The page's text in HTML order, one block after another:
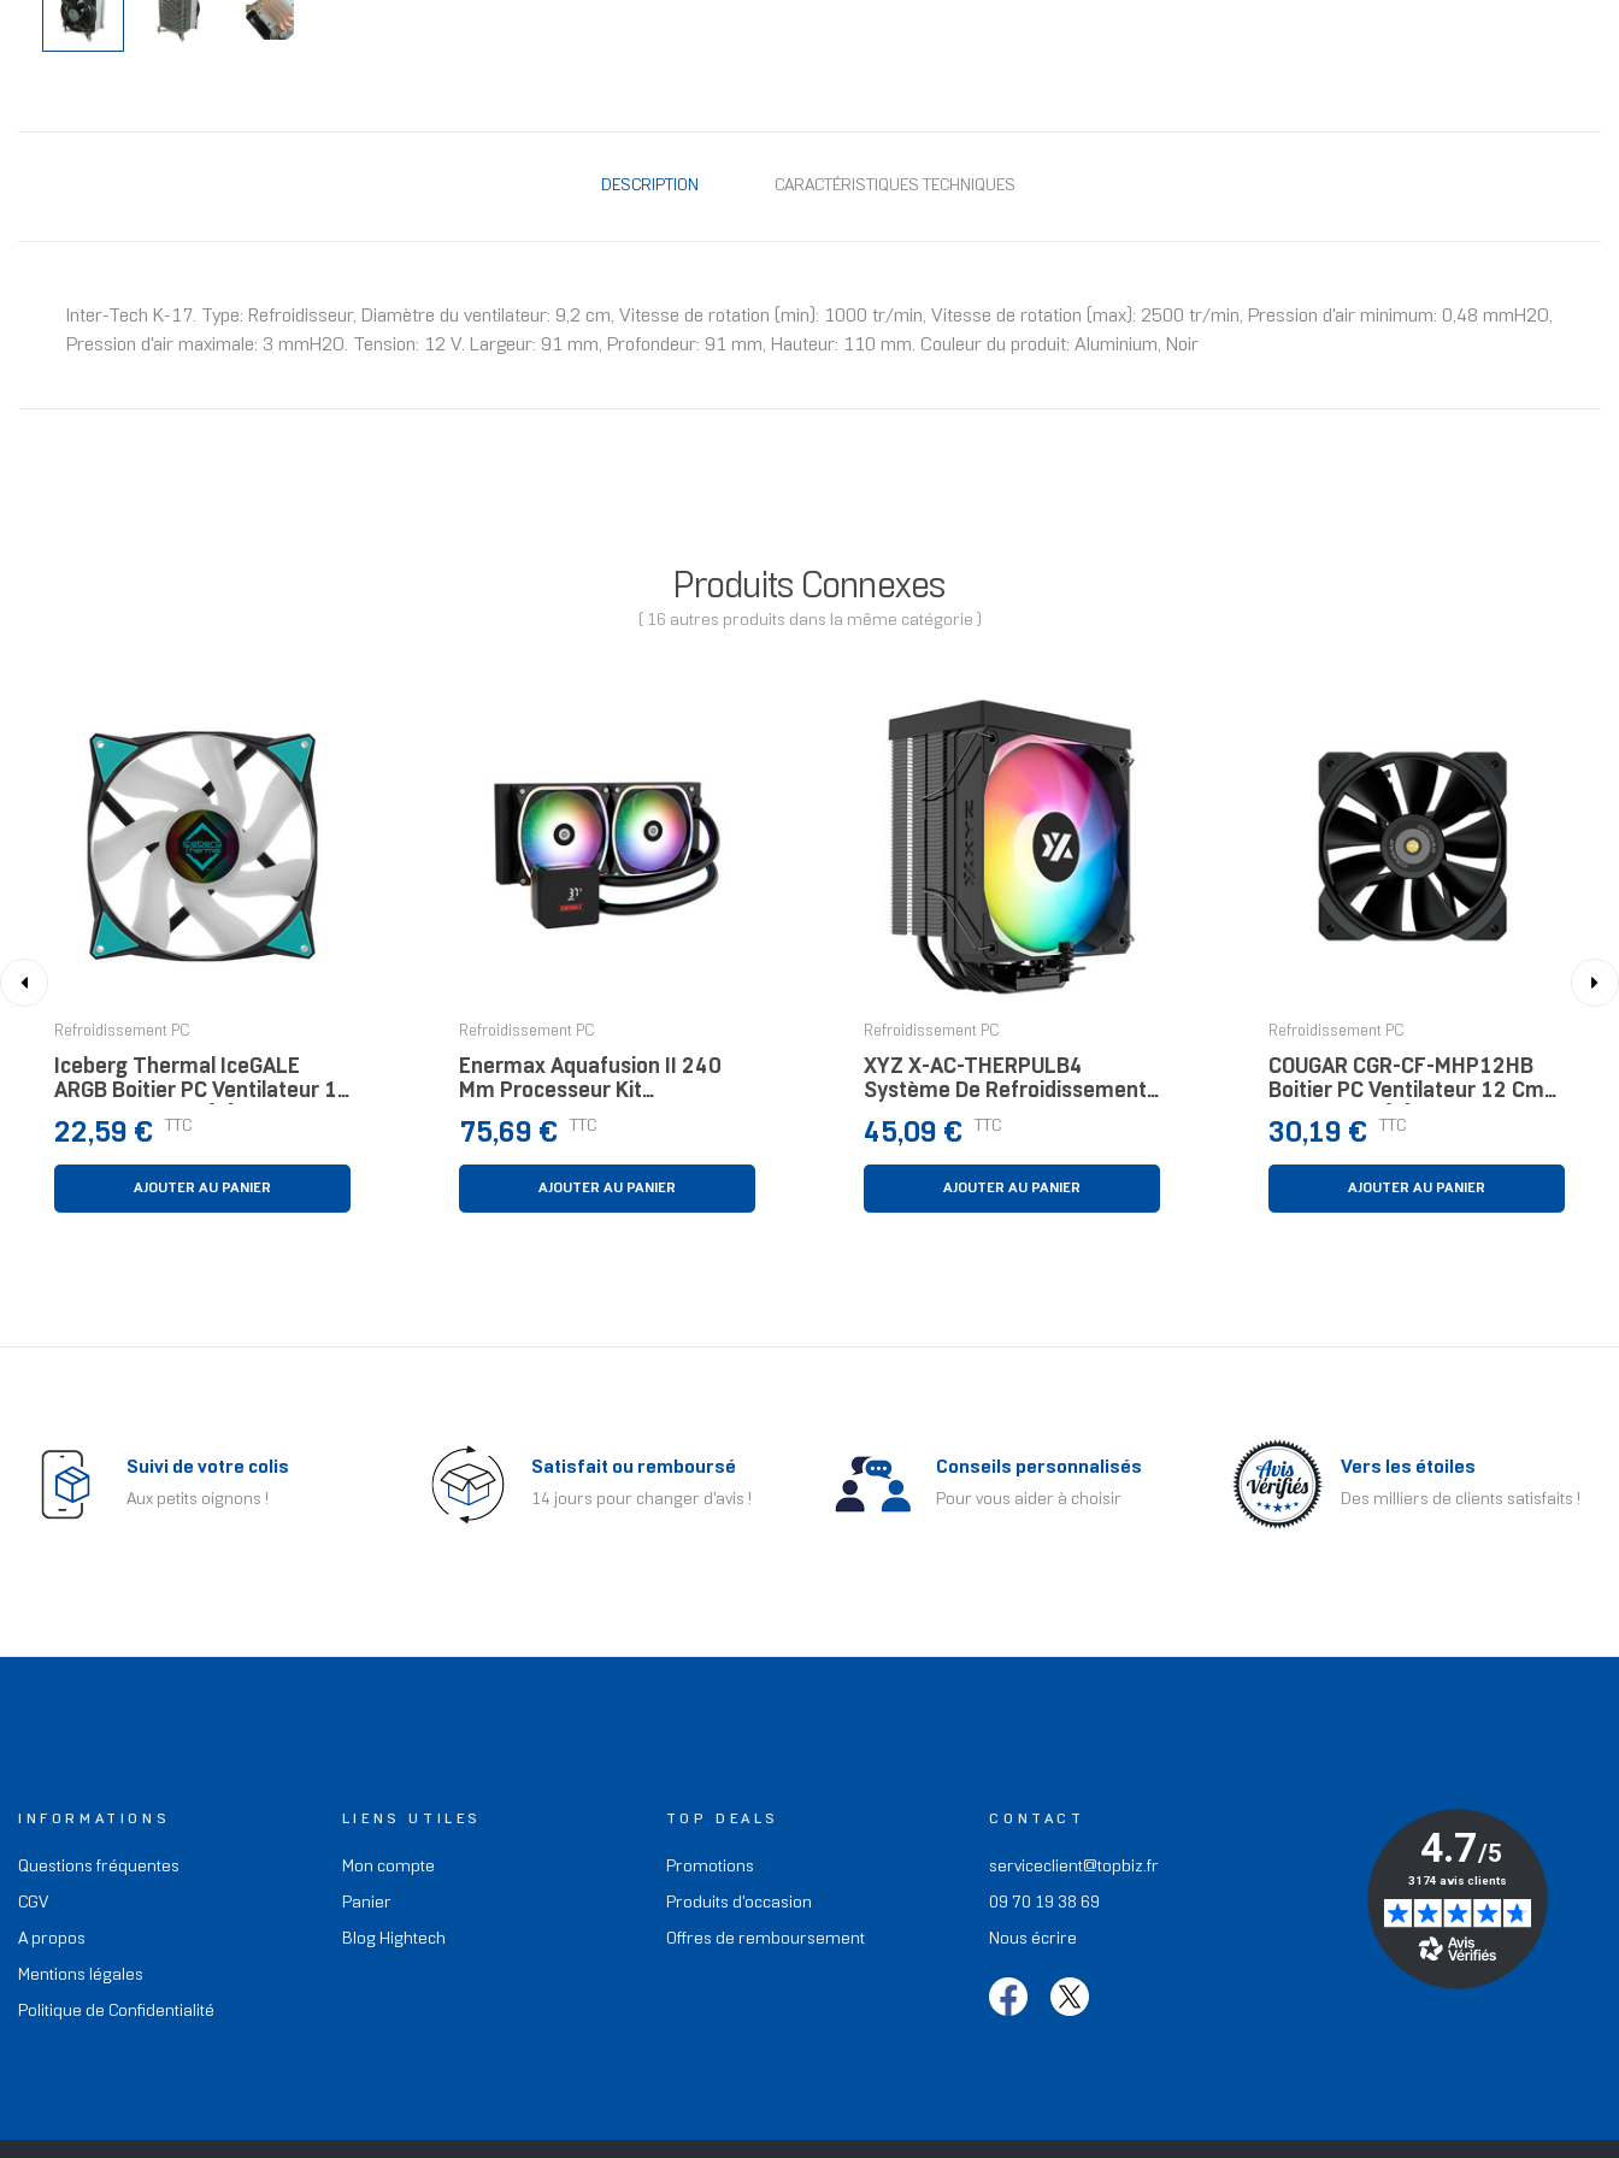
DESCRIPTION CARACTÉRISTIQUES TECHNIQUES
Inter-Tech K-17. Type: Refroidisseur, Diamètre du ventilateur: 9,2 cm, Vitesse de rotation (min): 1000 tr/min, Vitesse de rotation (max): 2500 tr/min, Pression d'air minimum: 0,48 mmH2O,
Pression d'air maximale: 3 mmH2O. Tension: 12 V. Largeur: 91 mm, Profondeur: 91 mm, Hauteur: 110 mm. Couleur du produit: Aluminium, Noir
Produits Connexes
( 16 autres produits dans la même catégorie )
Refroidissement PC
Iceberg Thermal IceGALE
ARGB Boitier PC Ventilateur 14
Cm Noir 1 Pièce(s)
Prix
22,59 € TTC
AJOUTER AU PANIER
Refroidissement PC
Enermax Aquafusion II 240
Mm Processeur Kit
Watercooling 12 Cm Noir
Prix
75,69 € TTC
AJOUTER AU PANIER
Refroidissement PC
XYZ X-AC-THERPULB4
Système De Refroidissement
D’ordinateur Refroidisseur
D'air
Prix
45,09 € TTC
AJOUTER AU PANIER
Refroidissement PC
COUGAR CGR-CF-MHP12HB
Boitier PC Ventilateur 12 Cm
Noir 1 Pièce(s)
Prix
30,19 € TTC
AJOUTER AU PANIER
Suivi de votre colis
Aux petits oignons !
Satisfait ou remboursé
14 jours pour changer d'avis !
Conseils personnalisés
Pour vous aider à choisir
Vers les étoiles
Des milliers de clients satisfaits !
INFORMATIONS
Questions fréquentes
CGV
A propos
Mentions légales
Politique de Confidentialité
LIENS UTILES
Mon compte
Panier
Blog Hightech
TOP DEALS
Promotions
Produits d'occasion
Offres de remboursement
CONTACT
serviceclient@topbiz.fr
09 70 19 38 69
Nous écrire